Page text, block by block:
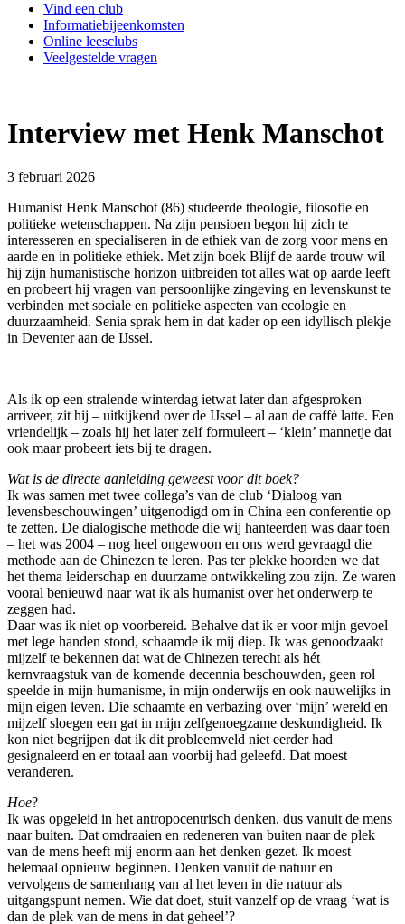
Vind een club
Informatiebijeenkomsten
Online leesclubs
Veelgestelde vragen
Interview met Henk Manschot
3 februari 2026
Humanist Henk Manschot (86) studeerde theologie, filosofie en
politieke wetenschappen. Na zijn pensioen begon hij zich te
interesseren en specialiseren in de ethiek van de zorg voor mens en
aarde en in politieke ethiek. Met zijn boek Blijf de aarde trouw wil
hij zijn humanistische horizon uitbreiden tot alles wat op aarde leeft
en probeert hij vragen van persoonlijke zingeving en levenskunst te
verbinden met sociale en politieke aspecten van ecologie en
duurzaamheid. Senia sprak hem in dat kader op een idyllisch plekje
in Deventer aan de IJssel.
Als ik op een stralende winterdag ietwat later dan afgesproken
arriveer, zit hij – uitkijkend over de IJssel – al aan de caffè latte. Een
vriendelijk – zoals hij het later zelf formuleert – ‘klein’ mannetje dat
ook maar probeert iets bij te dragen.
Wat is de directe aanleiding geweest voor dit boek?
Ik was samen met twee collega’s van de club ‘Dialoog van
levensbeschouwingen’ uitgenodigd om in China een conferentie op
te zetten. De dialogische methode die wij hanteerden was daar toen
– het was 2004 – nog heel ongewoon en ons werd gevraagd die
methode aan de Chinezen te leren. Pas ter plekke hoorden we dat
het thema leiderschap en duurzame ontwikkeling zou zijn. Ze waren
vooral benieuwd naar wat ik als humanist over het onderwerp te
zeggen had.
Daar was ik niet op voorbereid. Behalve dat ik er voor mijn gevoel
met lege handen stond, schaamde ik mij diep. Ik was genoodzaakt
mijzelf te bekennen dat wat de Chinezen terecht als hét
kernvraagstuk van de komende decennia beschouwden, geen rol
speelde in mijn humanisme, in mijn onderwijs en ook nauwelijks in
mijn eigen leven. Die schaamte en verbazing over ‘mijn’ wereld en
mijzelf sloegen een gat in mijn zelfgenoegzame deskundigheid. Ik
kon niet begrijpen dat ik dit probleemveld niet eerder had
gesignaleerd en er totaal aan voorbij had geleefd. Dat moest
veranderen.
Hoe?
Ik was opgeleid in het antropocentrisch denken, dus vanuit de mens
naar buiten. Dat omdraaien en redeneren van buiten naar de plek
van de mens heeft mij enorm aan het denken gezet. Ik moest
helemaal opnieuw beginnen. Denken vanuit de natuur en
vervolgens de samenhang van al het leven in die natuur als
uitgangspunt nemen. Wie dat doet, stuit vanzelf op de vraag ‘wat is
dan de plek van de mens in dat geheel’?